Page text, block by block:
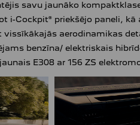
savu jaunāko
i-Cockpit® priekšējo paneli,
aerodinamikas
benzīna/ elektriskais
E308 ar 156 ZS